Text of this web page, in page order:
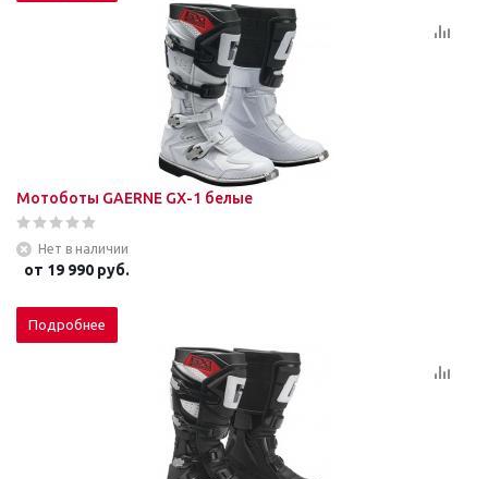
Мотоботы GAERNE GХ-1 белые
Нет в наличии
от 19 990 руб.
Подробнее